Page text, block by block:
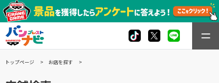
トップページ お店を探す